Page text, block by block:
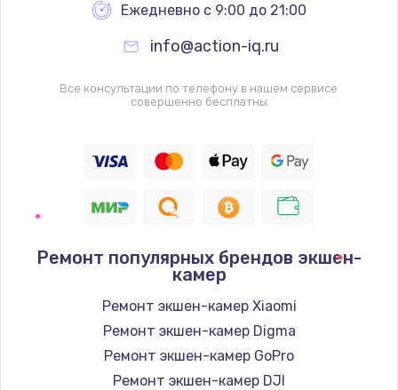
Замена разъема
500 руб.
Заказать
2800 руб.
Ежедневно с 9:00 до 21:00
info@action-iq.ru
Все консультации по телефону в нашем сервисе
совершенно бесплатны
Ремонт популярных брендов экшен-
камер
Ремонт экшен-камер Xiaomi
Ремонт экшен-камер Digma
Ремонт экшен-камер GoPro
Ремонт экшен-камер DJI